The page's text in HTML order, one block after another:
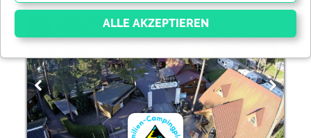
Campingplatz Pommernland
Essenziell
Essenzielle Cookies ermöglichen grundlegende
Funktionen und sind für die einwandfreie Funktion der
Website dringend erforderlich. Ohne diese Cookies
werden Teile der Websitenicht funktionieren.